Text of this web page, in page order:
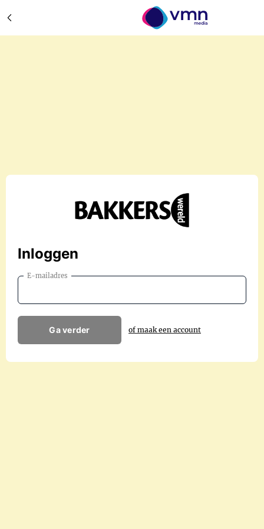
Inloggen
E-mailadres
Ga verder of maak een account